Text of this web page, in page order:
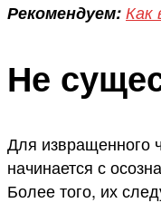
Рекомендуем: Как
Не
Для извращенного
начинается с
Более того, их